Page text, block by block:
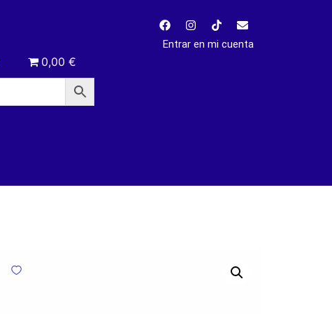
0,00 €
Entrar en mi cuenta